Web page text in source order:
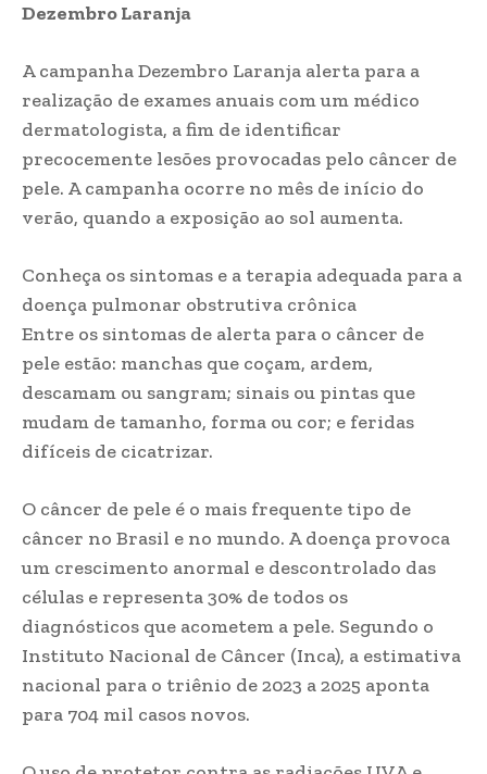
Dezembro Laranja
A campanha Dezembro Laranja alerta para a
realização de exames anuais com um médico
dermatologista, a fim de identificar
precocemente lesões provocadas pelo câncer de
pele. A campanha ocorre no mês de início do
verão, quando a exposição ao sol aumenta.
Conheça os sintomas e a terapia adequada para a
doença pulmonar obstrutiva crônica
Entre os sintomas de alerta para o câncer de
pele estão: manchas que coçam, ardem,
descamam ou sangram; sinais ou pintas que
mudam de tamanho, forma ou cor; e feridas
difíceis de cicatrizar.
O câncer de pele é o mais frequente tipo de
câncer no Brasil e no mundo. A doença provoca
um crescimento anormal e descontrolado das
células e representa 30% de todos os
diagnósticos que acometem a pele. Segundo o
Instituto Nacional de Câncer (Inca), a estimativa
nacional para o triênio de 2023 a 2025 aponta
para 704 mil casos novos.